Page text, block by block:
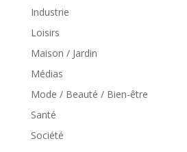
Industrie
Loisirs
Maison / Jardin
Médias
Mode / Beauté / Bien-être
Santé
Société